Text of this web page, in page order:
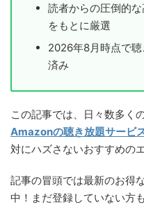
読者からの圧倒的
をもとに厳選
2026年8月時点で
済み
この記事では、日々数多く
Amazonの聴き放題サービ
対にハズさないおすすめの
記事の冒頭では最新のお得
中！まだ登録していない方